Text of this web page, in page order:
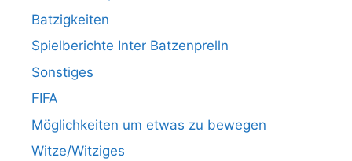
Batzigkeiten
Spielberichte Inter Batzenprelln
Sonstiges
FIFA
Möglichkeiten um etwas zu bewegen
Witze/Witziges